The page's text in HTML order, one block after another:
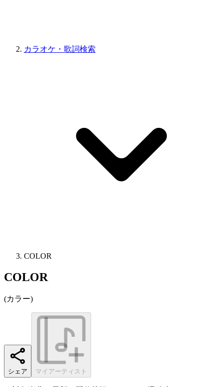
カラオケ・歌詞検索
COLOR
COLOR
(カラー)
シェア マイアーティスト